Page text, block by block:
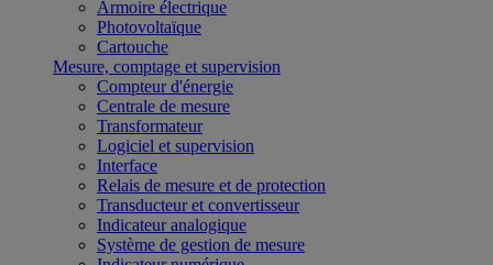
Armoire électrique
Photovoltaïque
Cartouche
Mesure, comptage et supervision
Compteur d'énergie
Centrale de mesure
Transformateur
Logiciel et supervision
Interface
Relais de mesure et de protection
Transducteur et convertisseur
Indicateur analogique
Système de gestion de mesure